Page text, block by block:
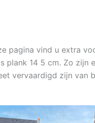
pagina vind u extra
plank 14 5 cm. Zo zijn
vervaardigd zijn van